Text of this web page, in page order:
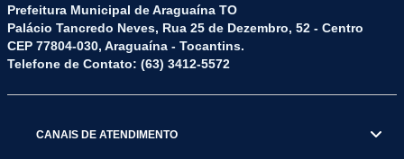
Prefeitura Municipal de Araguaína TO
Palácio Tancredo Neves, Rua 25 de Dezembro, 52 - Centro
CEP 77804-030, Araguaína - Tocantins.
Telefone de Contato: (63) 3412-5572
CANAIS DE ATENDIMENTO